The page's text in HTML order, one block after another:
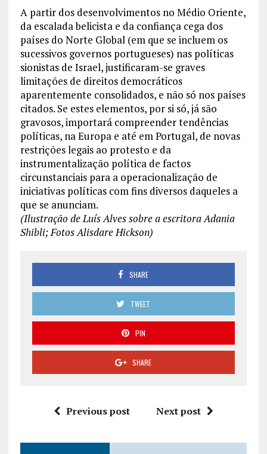
A partir dos desenvolvimentos no Médio Oriente,
da escalada belicista e da confiança cega dos
países do Norte Global (em que se incluem os
sucessivos governos portugueses) nas políticas
sionistas de Israel, justificaram-se graves
limitações de direitos democráticos
aparentemente consolidados, e não só nos países
citados. Se estes elementos, por si só, já são
gravosos, importará compreender tendências
políticas, na Europa e até em Portugal, de novas
restrições legais ao protesto e da
instrumentalização política de factos
circunstanciais para a operacionalização de
iniciativas políticas com fins diversos daqueles a
que se anunciam.
(Ilustração de Luís Alves sobre a escritora Adania
Shibli; Fotos Alisdare Hickson)
SHARE
TWEET
PIN
SHARE
Previous post Next post